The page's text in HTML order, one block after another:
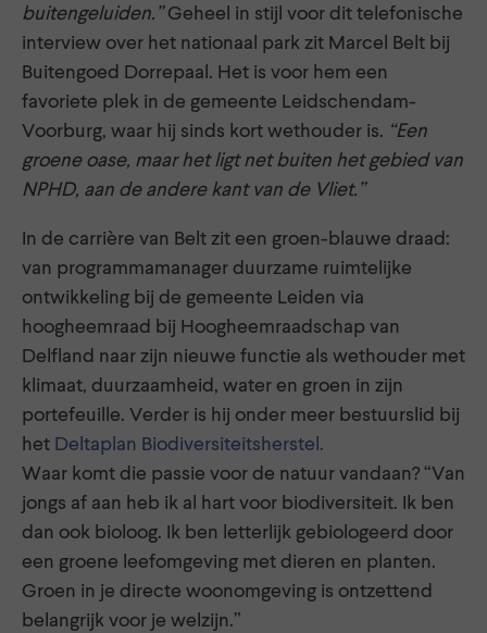
buitengeluiden.”Geheel in stijl voor dit telefonische
interview over het nationaal park zit Marcel Belt bij
Buitengoed Dorrepaal. Het is voor hem een
favoriete plek in de gemeente Leidschendam-
Voorburg, waar hij sinds kort wethouder is. “Een
groene oase, maar het ligt net buiten het gebied van
NPHD, aan de andere kant van de Vliet.”
In de carrière van Belt zit een groen-blauwe draad:
van programmamanager duurzame ruimtelijke
ontwikkeling bij de gemeente Leiden via
hoogheemraad bij Hoogheemraadschap van
Delfland naar zijn nieuwe functie als wethouder met
klimaat, duurzaamheid, water en groen in zijn
portefeuille. Verder is hij onder meer bestuurslid bij
het Deltaplan Biodiversiteitsherstel.
Waar komt die passie voor de natuur vandaan? “Van
jongs af aan heb ik al hart voor biodiversiteit. Ik ben
dan ook bioloog. Ik ben letterlijk gebiologeerd door
een groene leefomgeving met dieren en planten.
Groen in je directe woonomgeving is ontzettend
belangrijk voor je welzijn.”